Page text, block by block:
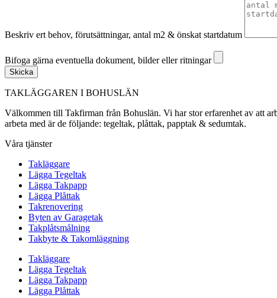
Beskriv ert behov, förutsättningar, antal m2 & önskat startdatum
Bifoga gärna eventuella dokument, bilder eller ritningar
Skicka
TAKLÄGGAREN I BOHUSLÄN
Välkommen till Takfirman från Bohuslän. Vi har stor erfarenhet av att
arbeta med är de följande: tegeltak, plåttak, papptak & sedumtak.
Våra tjänster
Takläggare
Lägga Tegeltak
Lägga Takpapp
Lägga Plåttak
Takrenovering
Byten av Garagetak
Takplåtsmålning
Takbyte & Takomläggning
Takläggare
Lägga Tegeltak
Lägga Takpapp
Lägga Plåttak